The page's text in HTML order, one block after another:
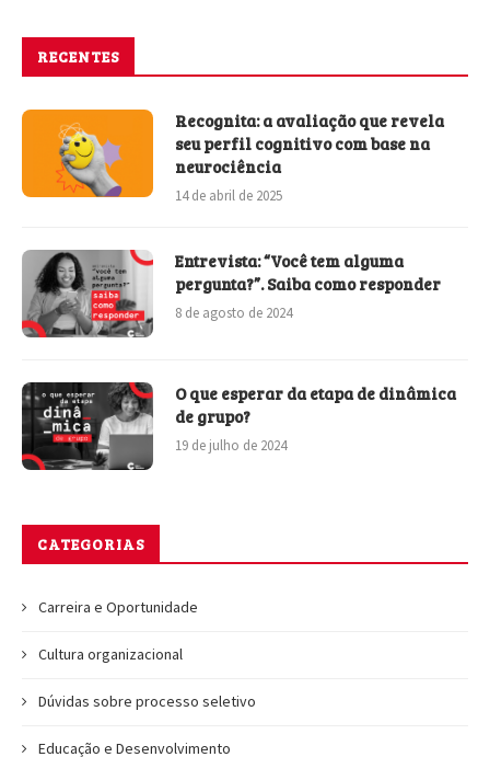
RECENTES
Recognita: a avaliação que revela
seu perfil cognitivo com base na
neurociência
14 de abril de 2025
Entrevista: “Você tem alguma
pergunta?”. Saiba como responder
8 de agosto de 2024
O que esperar da etapa de dinâmica
de grupo?
19 de julho de 2024
CATEGORIAS
Carreira e Oportunidade
Cultura organizacional
Dúvidas sobre processo seletivo
Educação e Desenvolvimento